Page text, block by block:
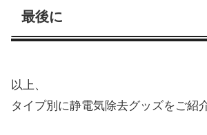
最後に
以上、
タイプ別に静電気除去グッズをご紹